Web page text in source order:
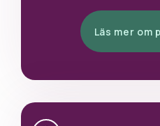
Läs mer om